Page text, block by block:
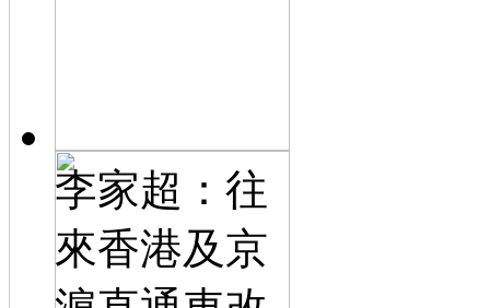
李家超：往
來香港及京